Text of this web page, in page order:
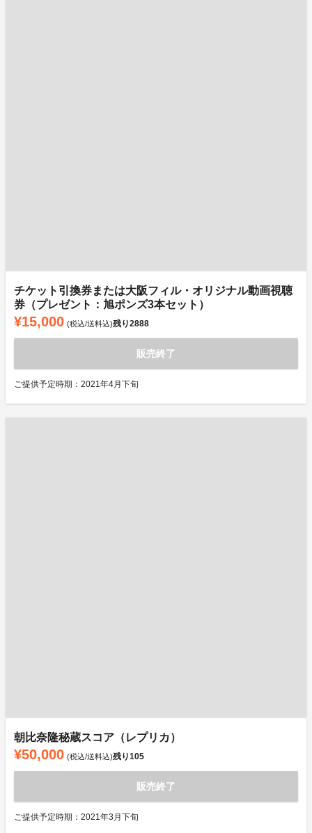
チケット引換券または大阪フィル・オリジナル動画視聴
券（プレゼント：旭ポンズ3本セット）
¥15,000 (税込/送料込)残り2888
販売終了
ご提供予定時期：2021年4月下旬
朝比奈隆秘蔵スコア（レプリカ）
¥50,000 (税込/送料込)残り105
販売終了
ご提供予定時期：2021年3月下旬